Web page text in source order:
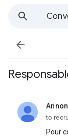

to
Pour